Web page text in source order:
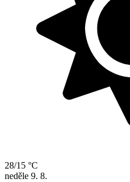
28/15 °C
neděle 9. 8.